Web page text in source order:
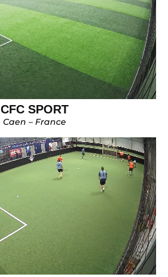
CFC SPORT
Caen – France